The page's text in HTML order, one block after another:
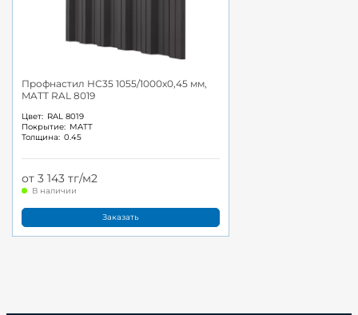
Профнастил НС35 1055/1000x0,45 мм,
MATT RAL 8019
Цвет: RAL 8019
Покрытие: MATT
Толщина: 0.45
от 3 143 тг/м2
В наличии
Заказать